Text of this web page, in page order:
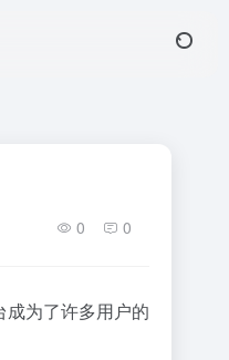
0 0
为了许多用户的